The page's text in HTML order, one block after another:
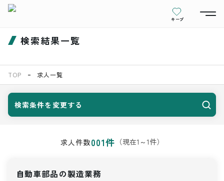
キープ
検索結果一覧
TOP 求人一覧
検索条件を変更する
求人件数001件 （現在1 ～1件）
自動車部品の製造業務